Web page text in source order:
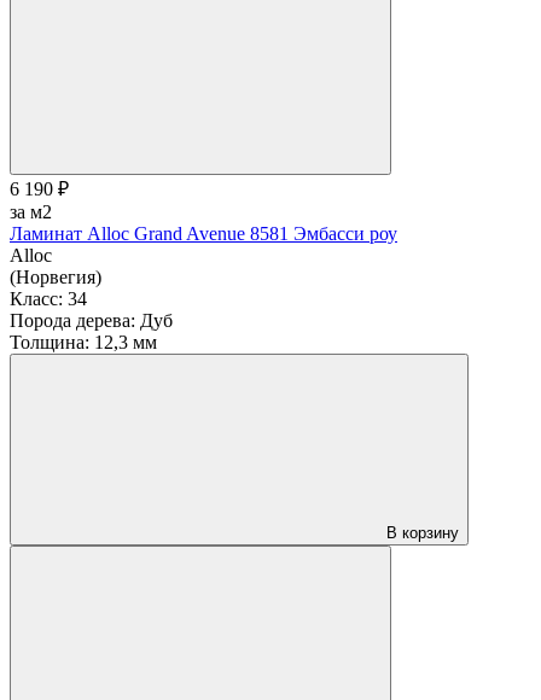
6 190 ₽
за м2
Ламинат Alloc Grand Avenue 8581 Эмбасси роу
Alloc
(Норвегия)
Класс: 34
Порода дерева: Дуб
Толщина: 12,3 мм
В корзину